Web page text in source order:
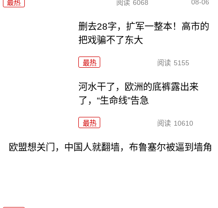
最热 阅读 6068 08-06
删去28字，扩军一整本！高市的
把戏骗不了东大
最热 阅读 5155
河水干了，欧洲的底裤露出来
了，“生命线”告急
最热 阅读 10610
欧盟想关门，中国人就翻墙，布鲁塞尔被逼到墙角